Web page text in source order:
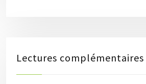
Lectures complémentaires